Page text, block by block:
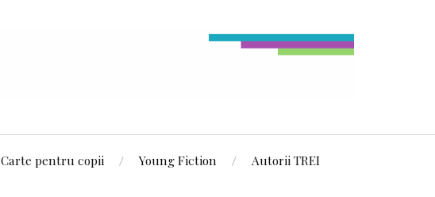
Carte pentru copii Young Fiction Autorii TREI